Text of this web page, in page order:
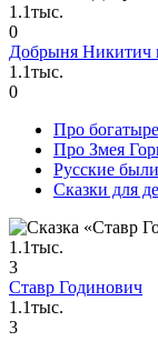
1.1тыс.
0
Добрыня Никитич
1.1тыс.
0
Про
Про Змея
Русские
Сказки для
1.1тыс.
3
Ставр Годинович
1.1тыс.
3